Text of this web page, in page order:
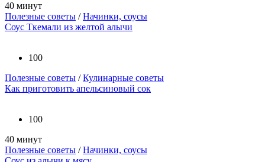
40 минут
Полезные советы /Начинки, соусы
Соус Ткемали из желтой алычи
100
Полезные советы /Кулинарные советы
Как приготовить апельсиновый сок
100
40 минут
Полезные советы /Начинки, соусы